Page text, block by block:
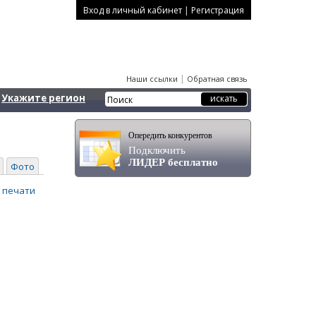
Вход в личный кабинет | Регистрация
Наши ссылки | Обратная связь
Укажите регион
Фото
Опередить конкурентов
Подключить
ЛИДЕР бесплатно